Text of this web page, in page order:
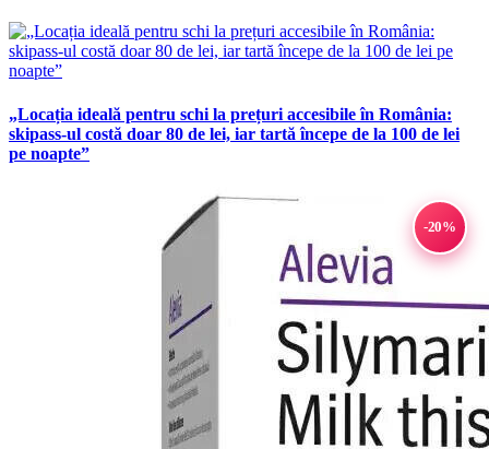
„Locația ideală pentru schi la prețuri accesibile în România:
skipass-ul costă doar 80 de lei, iar tartă începe de la 100 de lei
pe noapte”
-20%